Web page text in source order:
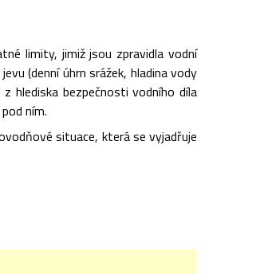
limity, jimiž jsou zpravidla vodní
(denní úhrn srážek, hladina vody
hlediska bezpečnosti vodního díla
ním.
situace, která se vyjadřuje